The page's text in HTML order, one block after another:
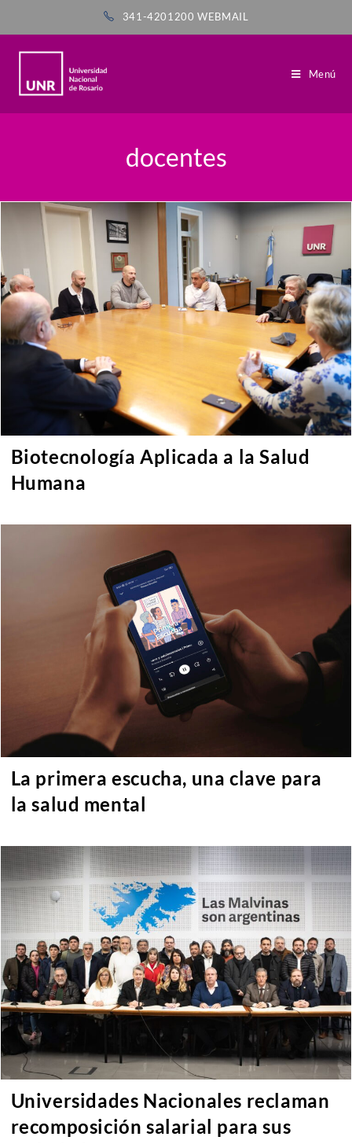
341-4201200WEBMAIL
Menú
docentes
Biotecnología Aplicada a la Salud
Humana
La primera escucha, una clave para
la salud mental
Universidades Nacionales reclaman
recomposición salarial para sus